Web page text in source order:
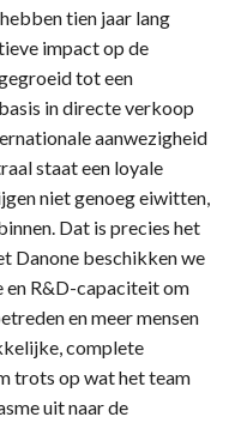
tien jaar lang
impact op de
tot een
in directe verkoop
aanwezigheid
staat een loyale
niet genoeg eiwitten,
Dat is precies het
Danone beschikken we
R&D-capaciteit om
en meer mensen
complete
trots op wat het team
uit naar de